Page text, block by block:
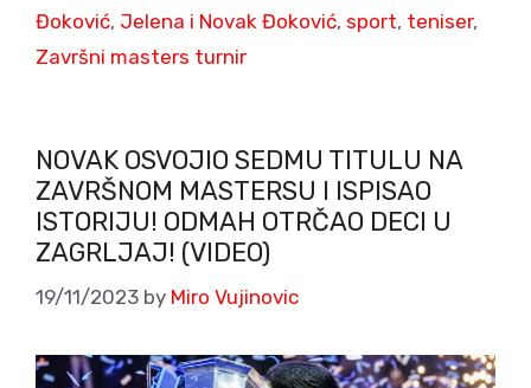
Đoković, Jelena i Novak Đoković, sport, teniser,
Završni masters turnir
NOVAK OSVOJIO SEDMU TITULU NA
ZAVRŠNOM MASTERSU I ISPISAO
ISTORIJU! ODMAH OTRČAO DECI U
ZAGRLJAJ! (VIDEO)
19/11/2023 by Miro Vujinovic